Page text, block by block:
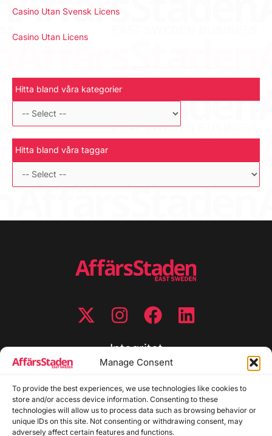
Manage Consent
To provide the best experiences, we use technologies like cookies to
store and/or access device information. Consenting to these
technologies will allow us to process data such as browsing behavior or
unique IDs on this site. Not consenting or withdrawing consent, may
adversely affect certain features and functions.
Casino Utan Svensk Licens
Casino Utan Licens
Hitta bland våra kategorier
Hitta bland våra taggar
Integritet
Cookiepolicy
Disclaimer
Redaktionell policy
Utgivarinformation